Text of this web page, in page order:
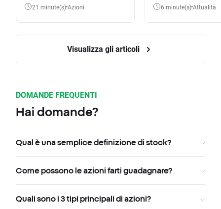
21 minute(s) Azioni 6 minute(s) Attualità
Visualizza gli articoli
DOMANDE FREQUENTI
Hai domande?
Qual è una semplice definizione di stock?
Come possono le azioni farti guadagnare?
Quali sono i 3 tipi principali di azioni?